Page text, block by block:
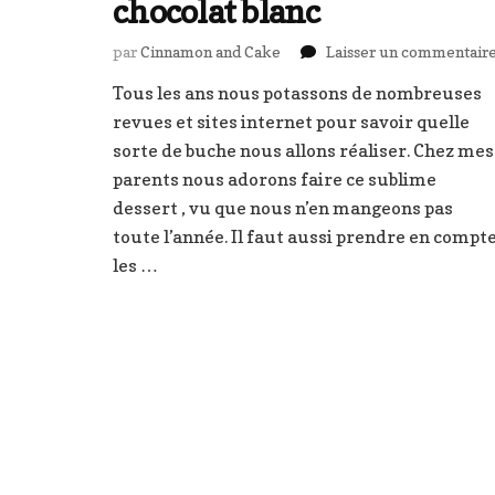
chocolat blanc
parCinnamon and Cake Laisser un commentaire
Tous les ans nous potassons de nombreuses
revues et sites internet pour savoir quelle
sorte de buche nous allons réaliser. Chez mes
parents nous adorons faire ce sublime
dessert , vu que nous n’en mangeons pas
toute l’année. Il faut aussi prendre en compte
les …